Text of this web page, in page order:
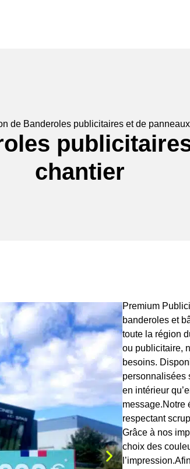
de Banderoles publicitaires et de
chantier
Premium
banderoles et
toute la région
ou publicitaire,
besoins.
personnalisées
en intérieur
message.Notre
respectant
Grâce à nos
choix des